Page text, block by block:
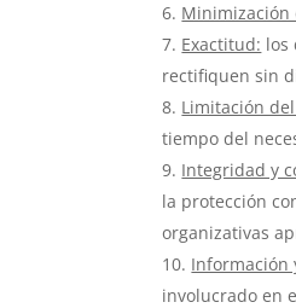
Minimización
Exactitud: los
rectifiquen sin
Limitación
tiempo del
Integridad y
la protección
organizativas
Información
involucrado en